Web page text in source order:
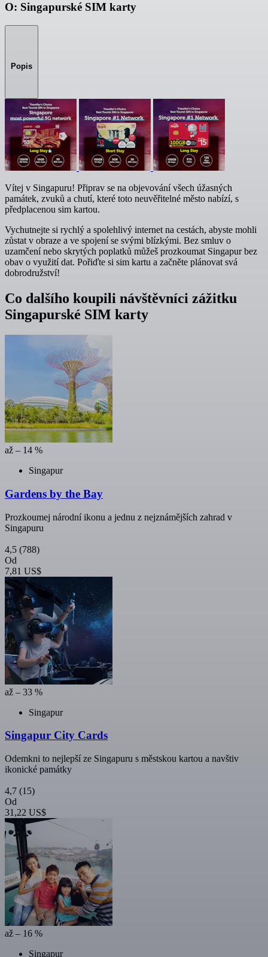
O: Singapurské SIM karty
Popis
Vítej v Singapuru! Připrav se na objevování všech úžasných
památek, zvuků a chutí, které toto neuvěřitelné město nabízí, s
předplacenou sim kartou.
Vychutnejte si rychlý a spolehlivý internet na cestách, abyste mohli
zůstat v obraze a ve spojení se svými blízkými. Bez smluv o
uzamčení nebo skrytých poplatků můžeš prozkoumat Singapur bez
obav o využití dat. Pořiďte si sim kartu a začněte plánovat svá
dobrodružství!
Co dalšího koupili návštěvníci zážitku
Singapurské SIM karty
až – 14 %
Singapur
Gardens by the Bay
Prozkoumej národní ikonu a jednu z nejznámějších zahrad v
Singapuru
4,5 (788)
Od
7,81 US$
až – 33 %
Singapur
Singapur City Cards
Odemkni to nejlepší ze Singapuru s městskou kartou a navštiv
ikonické památky
4,7 (15)
Od
31,22 US$
až – 16 %
Singapur